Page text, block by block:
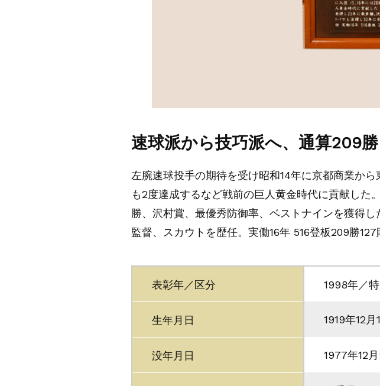
速球派から技巧派へ、通算209勝
左腕速球投手の期待を受け昭和14年に京都商業か
も2度達成するなど戦前の巨人黄金時代に貢献した
勝、沢村賞、最優秀防御率、ベストナインを獲得
監督、スカウトを歴任。実働16年 516登板209勝127
表彰年／区分 1998年／
生年月日 1919年12月
没年月日 1977年12